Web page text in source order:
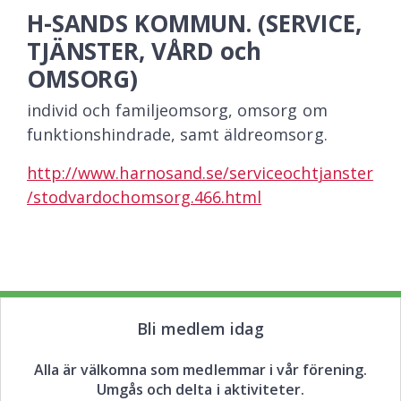
H-SANDS KOMMUN. (SERVICE,
TJÄNSTER, VÅRD och
OMSORG)
individ och familjeomsorg, omsorg om
funktionshindrade, samt äldreomsorg.
http://www.harnosand.se/serviceochtjanster
/stodvardochomsorg.466.html
Bli medlem idag
Alla är välkomna som medlemmar i vår förening.
Umgås och delta i aktiviteter.